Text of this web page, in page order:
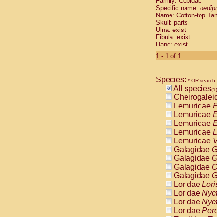
Cebidae
Cebidae
Cebidae
Cebidae
Cebidae
Cebidae
Cebidae
Cebidae
Cebidae
Cebidae
Cebidae
Cebidae
Atelidae
Atelidae
Atelidae
Atelidae
Atelidae
Atelidae
Atelidae
Atelidae
Atelidae
Atelidae
Pitheciidae
Specific name:
Name: Cotton-top
Skull: parts
Ulna: exist
Fibula: exist
Hand: exist
1 - 1 of 1
Species: * OR search
All species(1)
Lemuridae
Lemuridae
Lemuridae
Lemuridae
Lemuridae
Galagidae
Galagidae
Galagidae
Galagidae
Loridae
Loridae
Loridae
Loridae